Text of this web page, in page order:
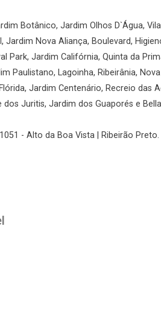
Botânico, Jardim Olhos D`Água,
Jardim Nova Aliança, Boulevard,
Park, Jardim Califórnia, Quinta da
Paulistano, Lagoinha, Ribeirânia,
Jardim Centenário, Recreio das
dos Juritis, Jardim dos Guaporés e
- Alto da Boa Vista | Ribeirão Preto.